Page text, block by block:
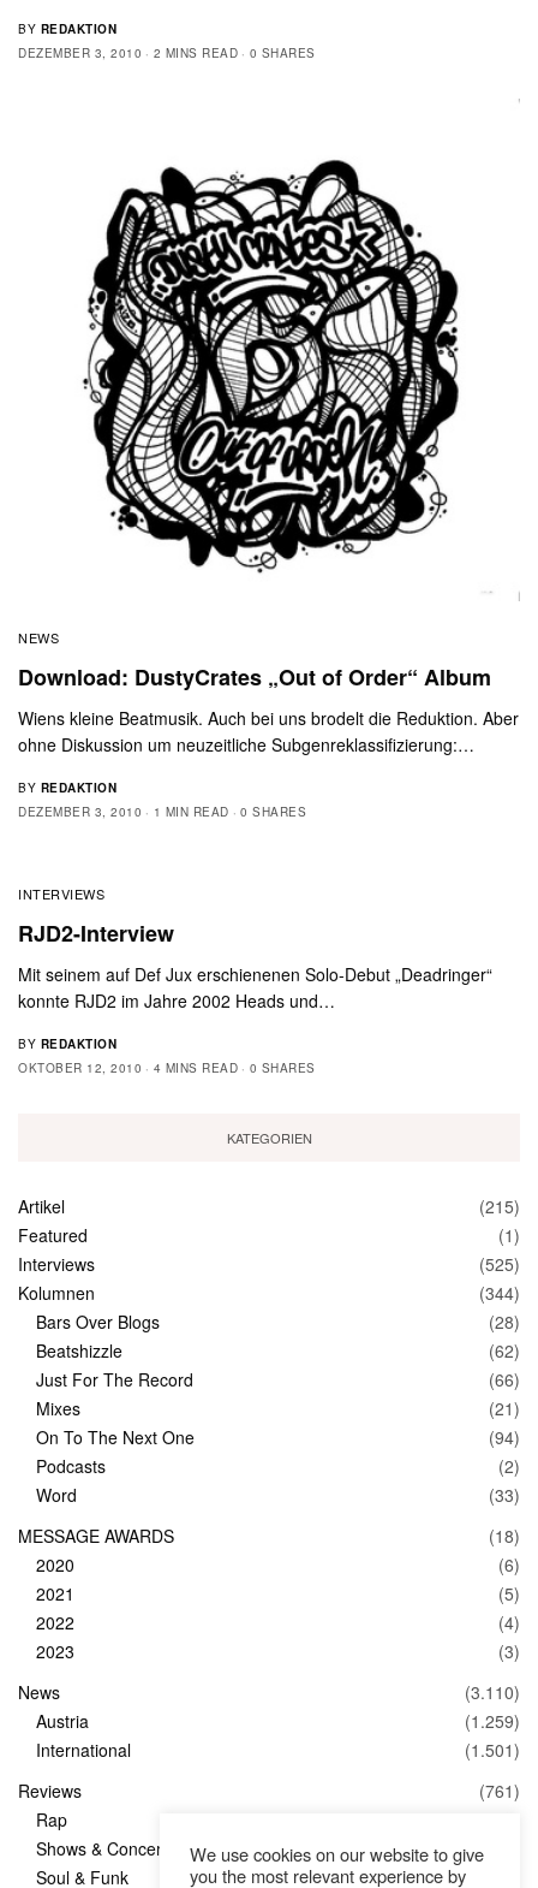
BY REDAKTION
DEZEMBER 3, 2010
2 MINS READ 0 SHARES
NEWS
Download: DustyCrates „Out of Order“ Album
Wiens kleine Beatmusik. Auch bei uns brodelt die Reduktion. Aber
ohne Diskussion um neuzeitliche Subgenreklassifizierung:…
BY REDAKTION
DEZEMBER 3, 2010
1 MIN READ 0 SHARES
INTERVIEWS
RJD2-Interview
Mit seinem auf Def Jux erschienenen Solo-Debut „Deadringer“
konnte RJD2 im Jahre 2002 Heads und…
BY REDAKTION
OKTOBER 12, 2010
4 MINS READ 0 SHARES
KATEGORIEN
Artikel
(215)
Featured
(1)
Interviews
(525)
Kolumnen
(344)
Bars Over Blogs
(28)
Beatshizzle
(62)
Just For The Record
(66)
Mixes
(21)
On To The Next One
(94)
Podcasts
(2)
Word
(33)
MESSAGE AWARDS
(18)
2020
(6)
2021
(5)
2022
(4)
2023
(3)
News
(3.110)
Austria
(1.259)
International
(1.501)
Reviews
(761)
Rap
Shows & Concerts
(347)
Soul & Funk
We use cookies on our website to give
you the most relevant experience by